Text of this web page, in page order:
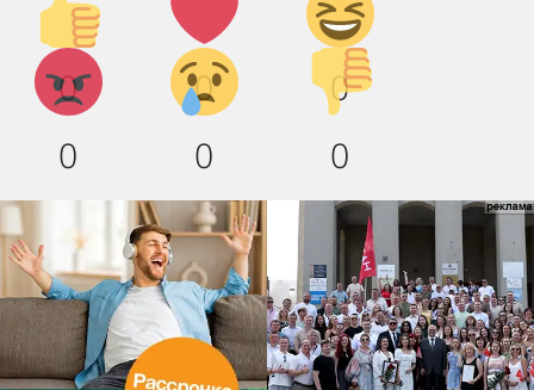
вверх!
0 0
смех!
0
Агрессия!
0
Грусть
:(
0
Палец
вниз!
0